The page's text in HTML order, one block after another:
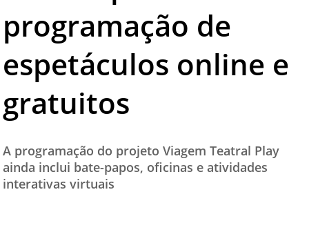
TESTADO E APROVADO
ÚLTIMAS NOTÍCIAS
PARCEIROS
programação de
espetáculos online e
gratuitos
A programação do projeto Viagem Teatral Play
ainda inclui bate-papos, oficinas e atividades
interativas virtuais